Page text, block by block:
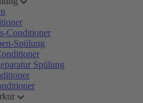
Conditioner
Spülung
Spülung